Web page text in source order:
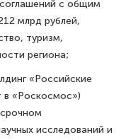
с общим
млрд рублей,
туризм,
региона;
«Российские
в «Роскосмос»)
исследований и